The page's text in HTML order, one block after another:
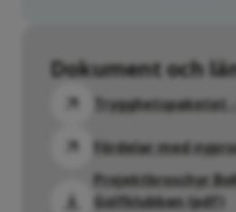
Dokument och
Trygghetspaketet
Fördelar med
Projektbroschyr
Golfklubban (pdf)